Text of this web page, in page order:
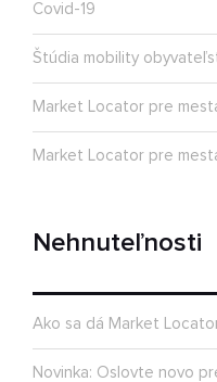
Covid-19
Štúdia mobility
Market Locator pre
Market Locator pre
Nehnuteľnosti
Ako sa dá Market
Novinka: Oslovte novo